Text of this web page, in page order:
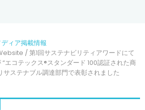
ディア掲載情報
/ 第1回サステナビリティアワードにて
エコテックス®スタンダード 100認証された商
サステナブル調達部門で表彰されました